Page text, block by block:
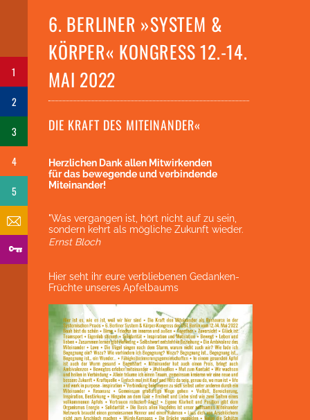
1
2
3
4
5
6. BERLINER »SYSTEM &
KÖRPER« KONGRESS 12.-14.
MAI 2022
DIE KRAFT DES MITEINANDER«
Herzlichen Dank allen Mitwirkenden
für das bewegende und verbindende
Miteinander!
"Was vergangen ist, hört nicht auf zu sein,
sondern kehrt als mögliche Zukunft wieder.
Ernst Bloch
Hier seht ihr eure verbliebenen Gedanken-
Früchte unseres Apfelbaums